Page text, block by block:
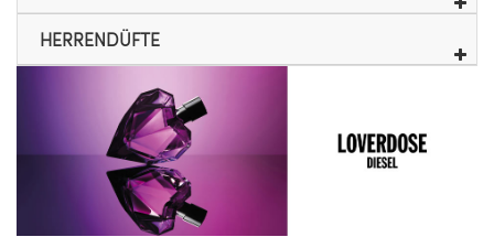
HERRENDÜFTE